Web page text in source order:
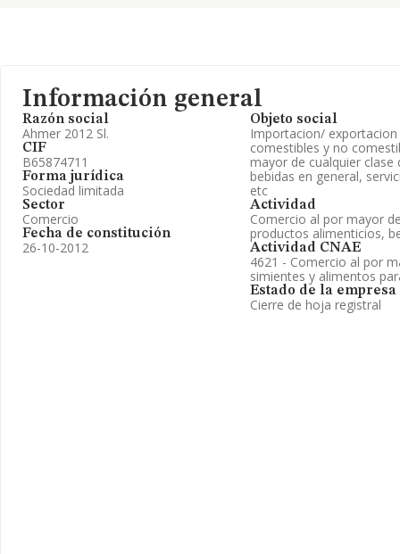
Información general
Razón social
Ahmer 2012 Sl.
CIF
B65874711
Forma jurídica
Sociedad limitada
Sector
Comercio
Fecha de constitución
26-10-2012
Objeto social
Importacion/
comestibles y no
mayor de cualquier
bebidas en general,
etc
Actividad
Comercio al por mayor
productos alimenticios,
Actividad CNAE
4621 - Comercio al por
simientes y alimentos
Estado de la empresa
Cierre de hoja registral